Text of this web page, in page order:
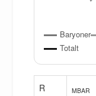
Baryoner
Totalt
R
MBAR